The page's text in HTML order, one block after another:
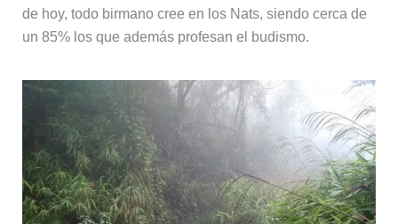
de hoy, todo birmano cree en los Nats, siendo cerca de
un 85% los que además profesan el budismo.